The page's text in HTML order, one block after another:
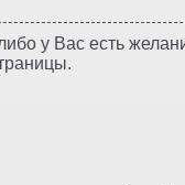
у Вас есть